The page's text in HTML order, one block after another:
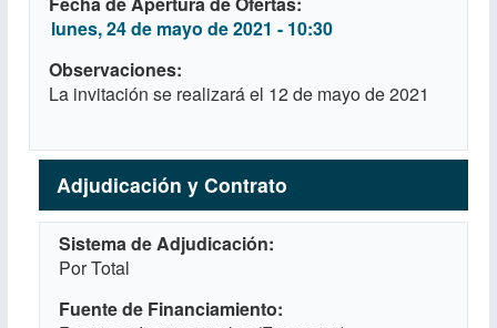
lunes, 24 de mayo de 2021 - 10:30
Observaciones
La invitación se realizará el 12 de mayo de 2021
Adjudicación y Contrato
Sistema de Adjudicación
Por Total
Fuente de Financiamiento